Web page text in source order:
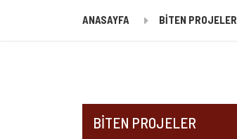
ANASAYFA BİTEN PROJELER
BİTEN PROJELER